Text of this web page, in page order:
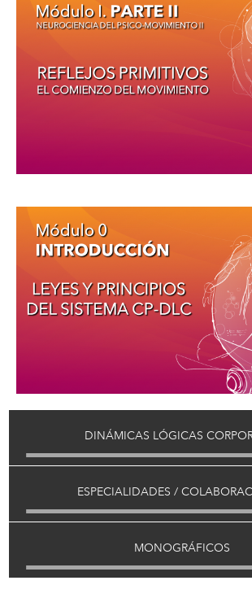
DINÁMICAS LÓGICAS
ESPECIALIDADES /
MONOGRÁFICOS